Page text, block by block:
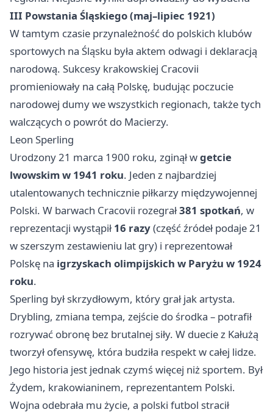
III Powstania Śląskiego (maj–lipiec 1921)
W tamtym czasie przynależność do polskich klubów
sportowych na Śląsku była aktem odwagi i deklaracją
narodową. Sukcesy krakowskiej Cracovii
promieniowały na całą Polskę, budując poczucie
narodowej dumy we wszystkich regionach, także tych
walczących o powrót do Macierzy.
Leon Sperling
Urodzony 21 marca 1900 roku, zginął wgetcie
lwowskim w 1941 roku. Jeden z najbardziej
utalentowanych technicznie piłkarzy międzywojennej
Polski. W barwach Cracovii rozegrał381 spotkań, w
reprezentacji wystąpił16 razy(część źródeł podaje 21
w szerszym zestawieniu lat gry) i reprezentował
Polskę na igrzyskach olimpijskich w Paryżu w 1924
roku.
Sperling był skrzydłowym, który grał jak artysta.
Drybling, zmiana tempa, zejście do środka – potrafił
rozrywać obronę bez brutalnej siły. W duecie z Kałużą
tworzył ofensywę, która budziła respekt w całej lidze.
Jego historia jest jednak czymś więcej niż sportem. Był
Żydem, krakowianinem, reprezentantem Polski.
Wojna odebrała mu życie, a polski futbol stracił